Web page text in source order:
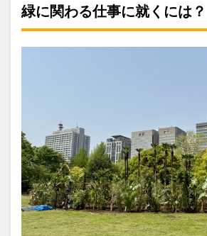
緑に関わる仕事に就くには？